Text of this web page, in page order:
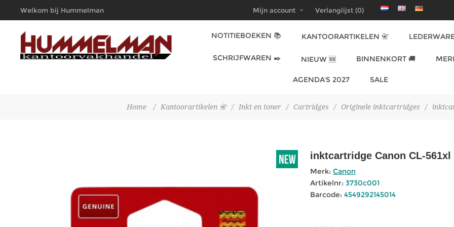
Welkom bij Hummelman
Kantoorvakhandel
Mijn account Verlanglijst (0)
NOTITIEBOEKEN 📚 KANTOORARTIKELEN 📇
SCHRIJFWAREN ✒️ NIEUW 🆕 BINNENKORT 🚚
AGENDA'S 2027 SALE
Home / Kantoorartikelen 📇 / Inkt en toner / Cartridges / Originele inktcartridges /
inktcartridge Canon CL-
Merk: Canon
Artikelnr: 3730c001
Barcode: 4549292145014